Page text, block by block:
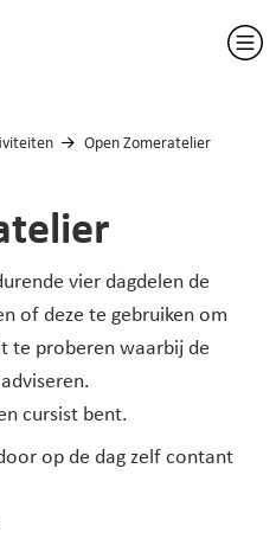
Open Zomeratelier
vier dagdelen de
of deze te gebruiken om
te proberen waarbij de
cursist bent.
op de dag zelf contant